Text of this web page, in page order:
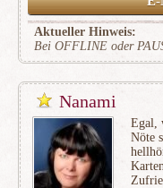
Aktueller Hinweis:
Bei OFFLINE oder
Nanami
Egal,
Nöte